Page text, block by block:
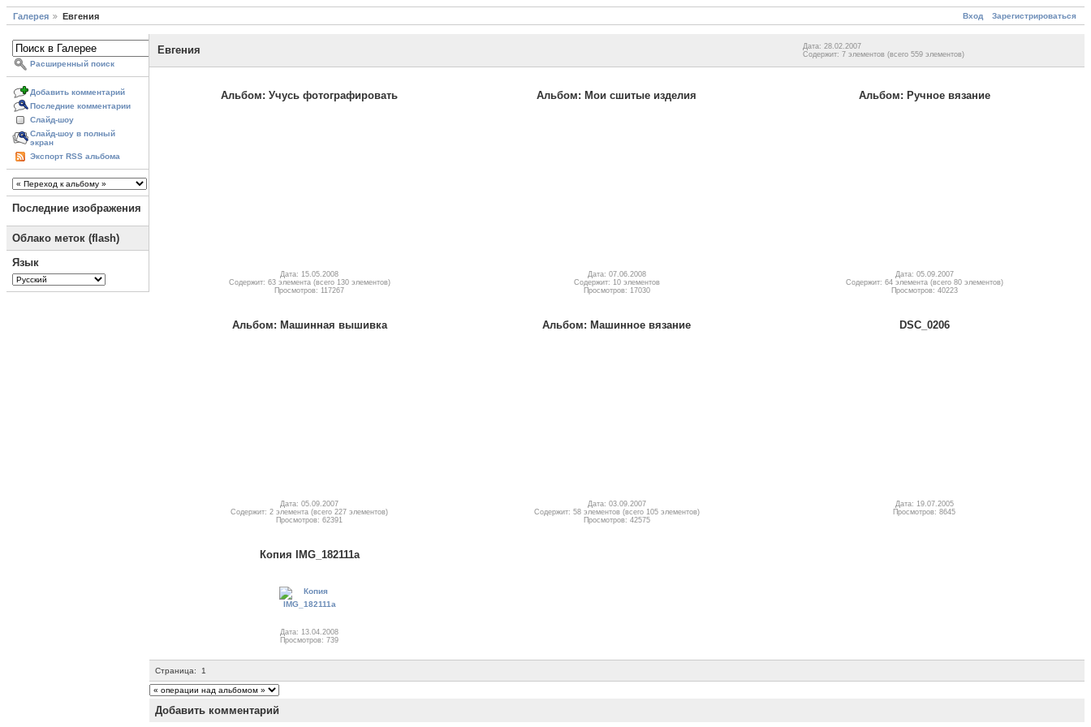
Вход Зарегистрироваться
Галерея Евгения
Расширенный поиск
Добавить комментарий
Последние комментарии
Слайд-шоу
Слайд-шоу в полный
экран
Экспорт RSS альбома
Последние изображения
Облако меток (flash)
Язык
Евгения
Дата: 28.02.2007
Содержит: 7 элементов (всего 559 элементов)
Альбом: Учусь фотографировать
Дата: 15.05.2008
Содержит: 63 элемента (всего 130 элементов)
Просмотров: 117267
Альбом: Мои сшитые изделия
Дата: 07.06.2008
Содержит: 10 элементов
Просмотров: 17030
Альбом: Ручное вязание
Дата: 05.09.2007
Содержит: 64 элемента (всего 80 элементов)
Просмотров: 40223
Альбом: Машинная вышивка
Дата: 05.09.2007
Содержит: 2 элемента (всего 227 элементов)
Просмотров: 62391
Альбом: Машинное вязание
Дата: 03.09.2007
Содержит: 58 элементов (всего 105 элементов)
Просмотров: 42575
DSC_0206
Дата: 19.07.2005
Просмотров: 8645
Копия IMG_182111a
Дата: 13.04.2008
Просмотров: 739
Страница: 1
Добавить комментарий